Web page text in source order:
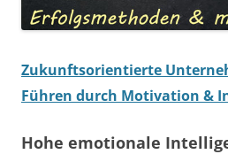
Zukunftsorientierte
Führen durch Motivation &
Hohe emotionale